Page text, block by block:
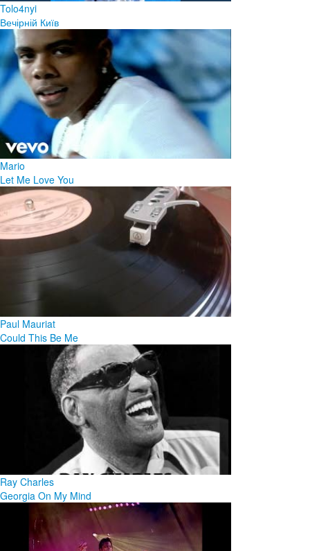
Tolo4nyi
Вечірній Київ
Mario
Let Me Love You
Paul Mauriat
Could This Be Me
Ray Charles
Georgia On My Mind